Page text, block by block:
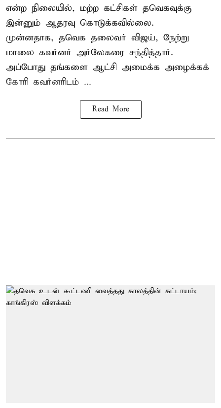
என்ற நிலையில், மற்ற கட்சிகள் தவெகவுக்கு
இன்னும் ஆதரவு கொடுக்கவில்லை.
முன்னதாக, தவெக தலைவர் விஜய், நேற்று
மாலை கவர்னர் அர்லேகரை சந்தித்தார்.
அப்போது தங்களை ஆட்சி அமைக்க அழைக்கக்
கோரி கவர்னரிடம் ...
Read More